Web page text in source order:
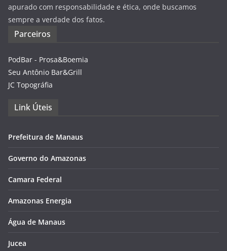
apurado com responsabilidade e ética, onde buscamos
sempre a verdade dos fatos.
Parceiros
PodBar - Prosa&Boemia
Seu Antônio Bar&Grill
JC Topográfia
Link Úteis
Prefeitura de Manaus
Governo do Amazonas
Camara Federal
Amazonas Energia
Água de Manaus
Jucea